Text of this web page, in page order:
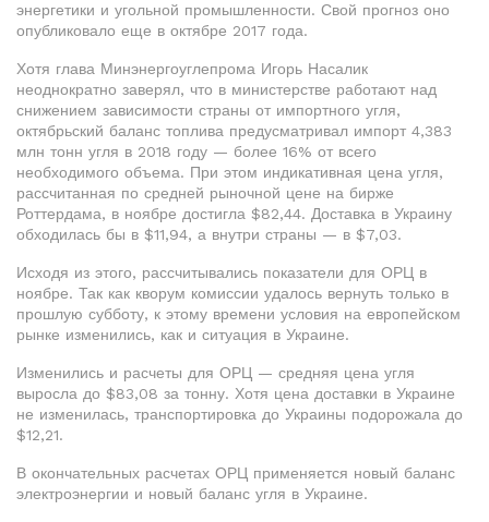
энергетики и угольной промышленности. Свой прогноз оно
опубликовало еще в октябре 2017 года.
Хотя глава Минэнергоуглепрома Игорь Насалик
неоднократно заверял, что в министерстве работают над
снижением зависимости страны от импортного угля,
октябрьский баланс топлива предусматривал импорт 4,383
млн тонн угля в 2018 году — более 16% от всего
необходимого объема. При этом индикативная цена угля,
рассчитанная по средней рыночной цене на бирже
Роттердама, в ноябре достигла $82,44. Доставка в Украину
обходилась бы в $11,94, а внутри страны — в $7,03.
Исходя из этого, рассчитывались показатели для ОРЦ в
ноябре. Так как кворум комиссии удалось вернуть только в
прошлую субботу, к этому времени условия на европейском
рынке изменились, как и ситуация в Украине.
Изменились и расчеты для ОРЦ — средняя цена угля
выросла до $83,08 за тонну. Хотя цена доставки в Украине
не изменилась, транспортировка до Украины подорожала до
$12,21.
В окончательных расчетах ОРЦ применяется новый баланс
электроэнергии и новый баланс угля в Украине.